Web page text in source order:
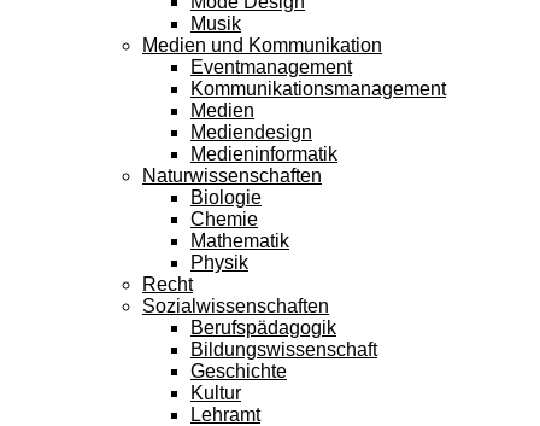
Musik
Medien und Kommunikation
Eventmanagement
Kommunikationsmanagement
Medien
Mediendesign
Medieninformatik
Naturwissenschaften
Biologie
Chemie
Mathematik
Physik
Recht
Sozialwissenschaften
Berufspädagogik
Bildungswissenschaft
Geschichte
Kultur
Lehramt